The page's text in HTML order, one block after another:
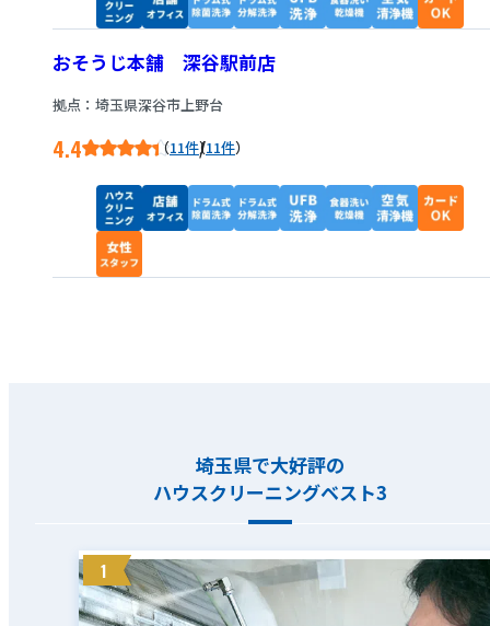
おそうじ本舗 深谷駅前店
拠点：埼玉県深谷市上野台
4.4 11件/11件
埼玉県で大好評の
ハウスクリーニングベスト3
1